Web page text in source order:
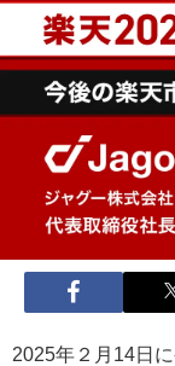
2025年２月14日